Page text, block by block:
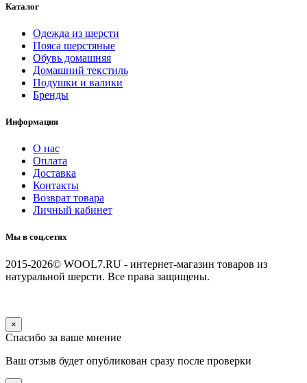
Каталог
Одежда из шерсти
Пояса шерстяные
Обувь домашняя
Домашний текстиль
Подушки и валики
Бренды
Информация
О нас
Оплата
Доставка
Контакты
Возврат товара
Личный кабинет
Мы в соц.сетях
2015-2026© WOOL7.RU - интернет-магазин товаров из
натуральной шерсти. Все права защищены.
×
Спасибо за ваше мнение
Ваш отзыв будет опубликован сразу после проверки